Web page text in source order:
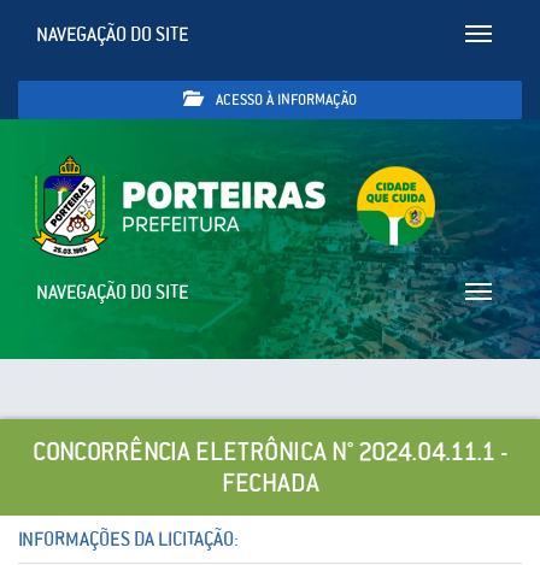
Toggle
NAVEGAÇÃO DO SITE
ACESSO À INFORMAÇÃO
Toggle
NAVEGAÇÃO DO SITE
CONCORRÊNCIA ELETRÔNICA N° 2024.04.11.1 -
FECHADA
INFORMAÇÕES DA LICITAÇÃO: